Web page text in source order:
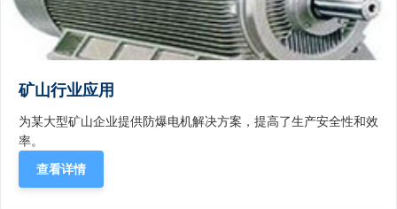
矿山行业应用
为某大型矿山企业提供防爆电机解决方案，提高了生产安全性和效
率。
查看详情